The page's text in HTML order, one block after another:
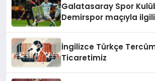
Galatasaray Spor
Demirspor maçıyla
İngilizce Türkçe
Ticaretimiz